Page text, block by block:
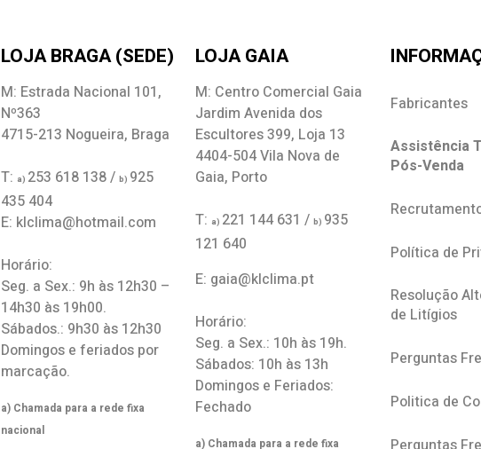
LOJA BRAGA (SEDE)
M: Estrada Nacional 101,
Nº363
4715-213 Nogueira, Braga
T: a) 253 618 138 /b) 925
435 404
E: klclima@hotmail.com
Horário:
Seg. a Sex.: 9h às 12h30 –
14h30 às 19h00.
Sábados.: 9h30 às 12h30
Domingos e feriados por
marcação.
a) Chamada para a rede fixa
nacional
LOJA GAIA
M: Centro Comercial Gaia
Jardim Avenida dos
Escultores 399, Loja 13
4404-504 Vila Nova de
Gaia, Porto
T: a) 221 144 631 /b) 935
121 640
E: gaia@klclima.pt
Horário:
Seg. a Sex.: 10h às 19h.
Sábados: 10h às 13h
Domingos e Feriados:
Fechado
a) Chamada para a rede fixa
Fabricantes
Assistência
Pós-Venda
Política de
Resolução
de Litígios
Perguntas
Politica de